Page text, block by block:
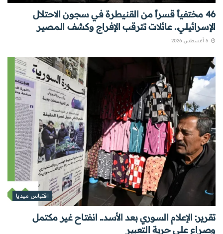
46 مختفياً قسراً من القنيطرة في سجون الاحتلال
الإسرائيلي.. عائلات تترقب الإفراج وكشف المصير
اقتباس ميديا
تقرير: الإعلام السوري بعد الأسد.. انفتاح غير مكتمل
وصراع على حرية التعبير